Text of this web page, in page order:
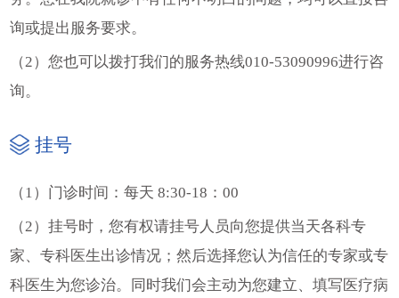
询或提出服务要求。
（2）您也可以拨打我们的服务热线010-53090996进行咨
询。
挂号
（1）门诊时间：每天 8:30-18：00
（2）挂号时，您有权请挂号人员向您提供当天各科专
家、专科医生出诊情况；然后选择您认为信任的专家或专
科医生为您诊治。同时我们会主动为您建立、填写医疗病